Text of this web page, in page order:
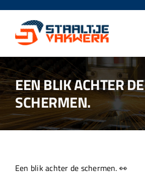
Home
Over ons
EEN BLIK ACHTER DE
SCHERMEN.
Een blik achter de schermen. 👀